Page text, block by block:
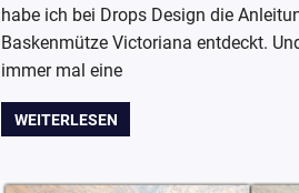
habe ich bei Drops Design die
Baskenmütze Victoriana entdeckt.
immer mal eine
WEITERLESEN